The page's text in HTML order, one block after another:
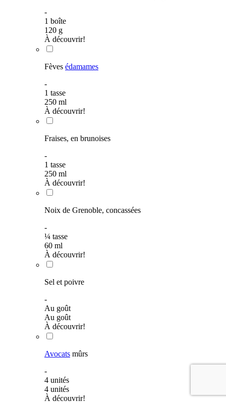
-
1 boîte
120 g
À découvrir!
Fèves édamames
-
1 tasse
250 ml
À découvrir!
Fraises, en brunoises
-
1 tasse
250 ml
À découvrir!
Noix de Grenoble, concassées
-
¼ tasse
60 ml
À découvrir!
Sel et poivre
-
Au goût
Au goût
À découvrir!
Avocats mûrs
-
4 unités
4 unités
À découvrir!